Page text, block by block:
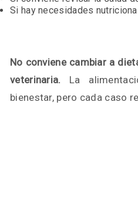
Si hay necesidades
No conviene cambiar a
veterinaria. La
bienestar, pero cada caso